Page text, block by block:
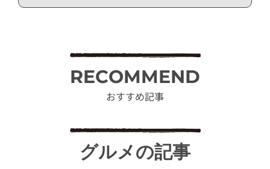
RECOMMEND
おすすめ記事
グルメの記事